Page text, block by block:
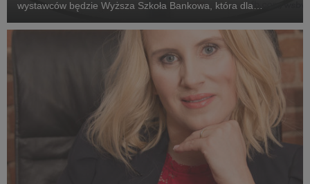
wystawców będzie Wyższa Szkoła Bankowa, która dla